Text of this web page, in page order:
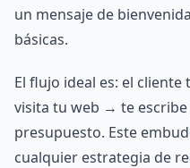
un mensaje de
básicas.
El flujo ideal es: el
visita tu web → te
presupuesto. Este
cualquier estrategia de